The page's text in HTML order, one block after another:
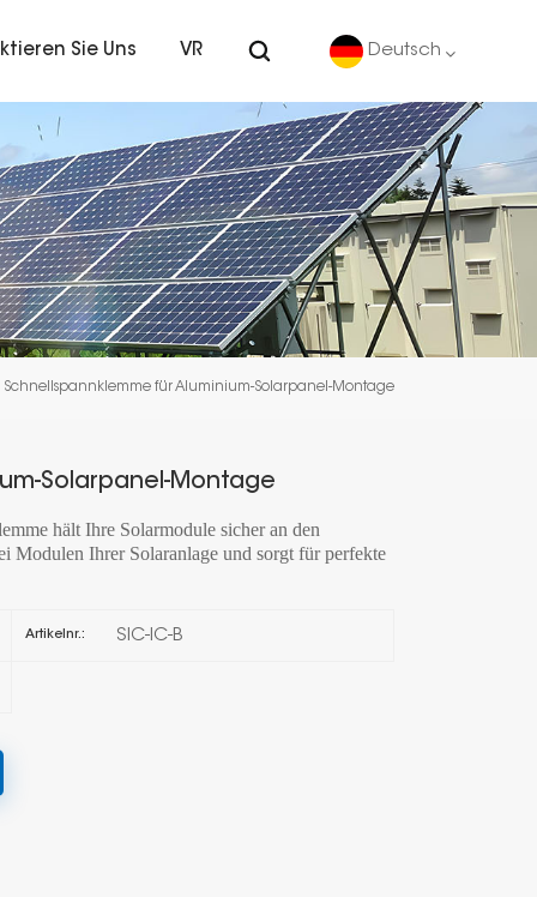
Sie Uns VR Deutsch
English
Deutsch
español
português
Schnellspannklemme für Aluminium-Solarpanel-Montage
Solarpanel-Montage
hält Ihre Solarmodule sicher an den
Modulen Ihrer Solaranlage und sorgt für perfekte
Artikelnr.: SIC-IC-B